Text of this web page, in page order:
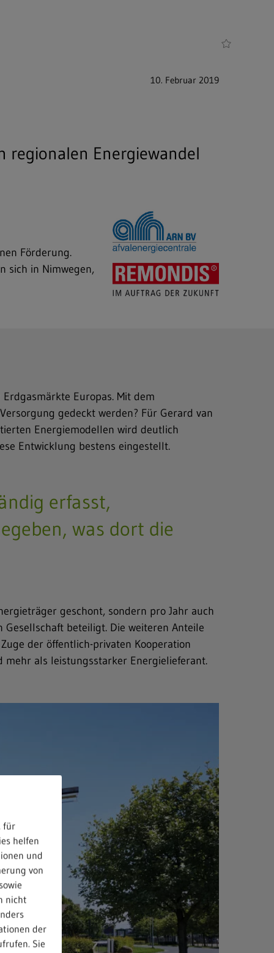
10. Februar 2019
regionalen Energiewandel
Förderung.
sich in Nimwegen,
Europas. Mit dem
gedeckt werden? Für Gerard van
Energiemodellen wird deutlich
Entwicklung bestens eingestellt.
erfasst,
was dort die
geschont, sondern pro Jahr auch
beteiligt. Die weiteren Anteile
der öffentlich-privaten Kooperation
mehr als leistungsstarker Energielieferant.
für
helfen
und
von
nicht
der
Sie